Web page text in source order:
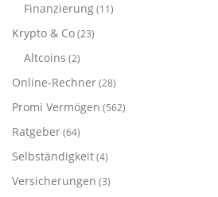
Finanzierung(11)
Krypto & Co(23)
Altcoins (2)
Online-Rechner(28)
Promi Vermögen (562)
Ratgeber(64)
Selbständigkeit(4)
Versicherungen (3)